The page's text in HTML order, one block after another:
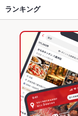
四ツ谷・麹町・市ヶ谷
市ケ谷駅 × 居酒屋
市ケ谷駅 × 海鮮
和食全般
市ヶ谷 × 海鮮
市ヶ谷 × 和食
市ヶ谷 × 和食全般
東京 × 居酒屋
麹町駅
半蔵門駅
からあげ
ランキング
東京のグルメランキン
東京の居酒屋ランキング
東京の海鮮ランキング
四ツ谷・麹町・市ヶ